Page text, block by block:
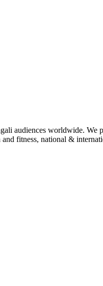
audiences worldwide. We
fitness, national &